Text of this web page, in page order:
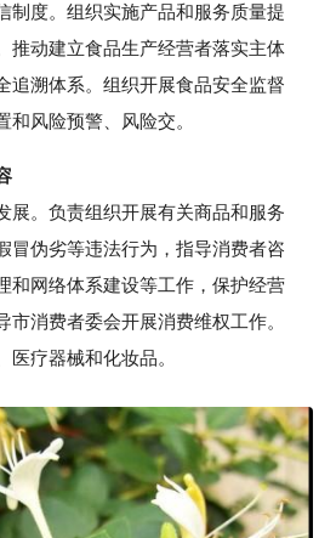
制度。组织实施产品和服务质量提
推动建立食品生产经营者落实主体
追溯体系。组织开展食品安全监督
风险预警、风险交。
。负责组织开展有关商品和服务
冒伪劣等违法行为，指导消费者咨
和网络体系建设等工作，保护经营
消费者委会开展消费维权工作。
疗器械和化妆品。